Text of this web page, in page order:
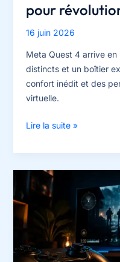
pour
16 juin 2026
Meta Quest 4 arrive
distincts et un boîtier
confort inédit et des
virtuelle.
Meta
4
en
2026
deux
versions
un
Lire la suite »